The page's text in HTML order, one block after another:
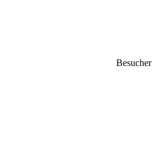
Besucher